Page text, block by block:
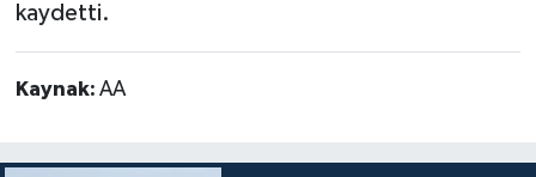
kaydetti.
Kaynak: AA